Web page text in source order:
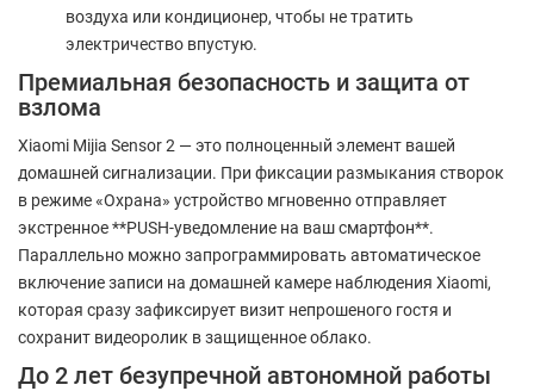
воздуха или кондиционер, чтобы не тратить
электричество впустую.
Премиальная безопасность и защита от
взлома
Xiaomi Mijia Sensor 2 — это полноценный элемент вашей
домашней сигнализации. При фиксации размыкания створок
в режиме «Охрана» устройство мгновенно отправляет
экстренное **PUSH-уведомление на ваш смартфон**.
Параллельно можно запрограммировать автоматическое
включение записи на домашней камере наблюдения Xiaomi,
которая сразу зафиксирует визит непрошеного гостя и
сохранит видеоролик в защищенное облако.
До 2 лет безупречной автономной работы